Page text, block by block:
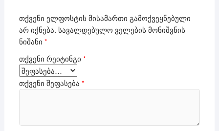
თქვენი ელფოსტის მისამართი გამოქვეყნებული
არ იქნება. სავალდებულო ველების მონიშვნის
ნიშანი *
თქვენი რეიტინგი *
თქვენი შეფასება *